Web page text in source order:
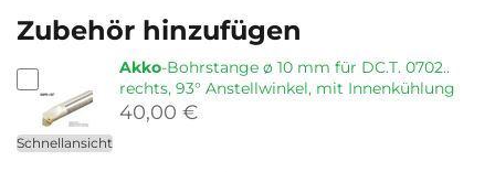
Zubehör hinzufügen
Schnellansicht
Akko-Bohrstange ø 10 mm für DC.T. 0702..
rechts, 93° Anstellwinkel, mit Innenkühlung
40,00 €